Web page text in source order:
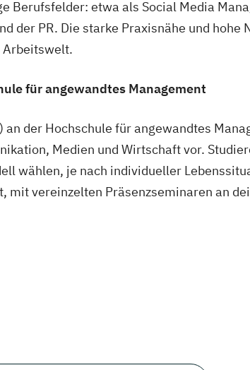
Berufsfelder: etwa als Social Media
der PR. Die starke Praxisnähe und hohe
Arbeitswelt.
für angewandtes Management
an der Hochschule für angewandtes
Medien und Wirtschaft vor.
wählen, je nach individueller
mit vereinzelten Präsenzseminaren an